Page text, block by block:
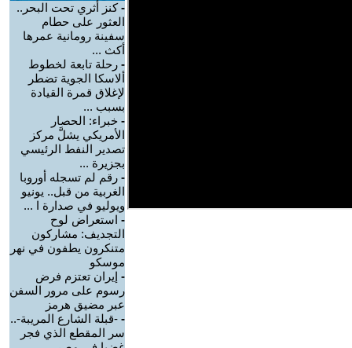
-كنز أثري تحت البحر..
العثور على حطام
سفينة رومانية عمرها
أكث ...
- رحلة تابعة لخطوط
ألاسكا الجوية تضطر
لإغلاق قمرة القيادة
بسبب ...
- خبراء: الحصار
الأمريكي يشلَّ مركز
تصدير النفط الرئيسي
بجزيرة ...
- رقم لم تسجله أوروبا
الغربية من قبل.. يونيو
ويوليو في صدارة ا ...
- استعراض لوح
التجديف: مشاركون
متنكرون يطفون في نهر
موسكو
- إيران تعتزم فرض
رسوم على مرور السفن
عبر مضيق هرمز
- -قبلة الشارع المريبة-..
سر المقطع الذي فجر